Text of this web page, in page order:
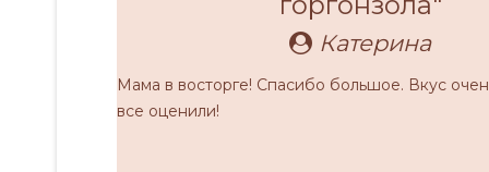
Катерина
Мама в восторге! Спасибо большое. Вкус
все оценили!